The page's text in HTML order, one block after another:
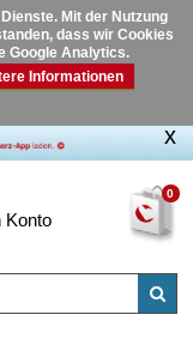
Mit der Nutzung
dass wir Cookies
Google Analytics.
Informationen
0
Konto